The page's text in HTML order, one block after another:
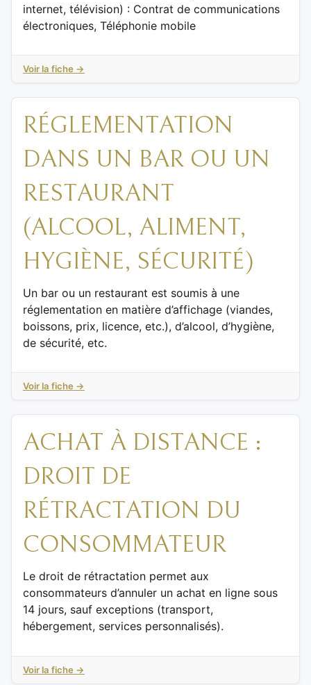
internet, télévision) : Contrat de communications
électroniques, Téléphonie mobile
Voir la fiche →
RÉGLEMENTATION
DANS UN BAR OU UN
RESTAURANT
(ALCOOL, ALIMENT,
HYGIÈNE, SÉCURITÉ)
Un bar ou un restaurant est soumis à une
réglementation en matière d’affichage (viandes,
boissons, prix, licence, etc.), d’alcool, d’hygiène,
de sécurité, etc.
Voir la fiche →
ACHAT À DISTANCE :
DROIT DE
RÉTRACTATION DU
CONSOMMATEUR
Le droit de rétractation permet aux
consommateurs d’annuler un achat en ligne sous
14 jours, sauf exceptions (transport,
hébergement, services personnalisés).
Voir la fiche →